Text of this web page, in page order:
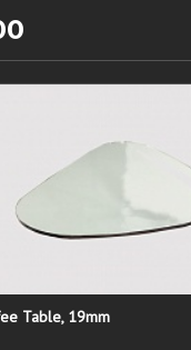
Table, 19mm